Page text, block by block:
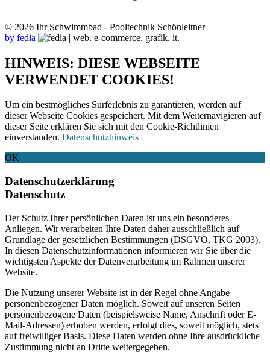
© 2026 Ihr Schwimmbad - Pooltechnik Schönleitner
by fedia
HINWEIS: DIESE WEBSEITE
VERWENDET COOKIES!
Um ein bestmögliches Surferlebnis zu garantieren, werden auf
dieser Webseite Cookies gespeichert. Mit dem Weiternavigieren auf
dieser Seite erklären Sie sich mit den Cookie-Richtlinien
einverstanden. Datenschutzhinweis
OK
Datenschutzerklärung
Datenschutz
Der Schutz Ihrer persönlichen Daten ist uns ein besonderes
Anliegen. Wir verarbeiten Ihre Daten daher ausschließlich auf
Grundlage der gesetzlichen Bestimmungen (DSGVO, TKG 2003).
In diesen Datenschutzinformationen informieren wir Sie über die
wichtigsten Aspekte der Datenverarbeitung im Rahmen unserer
Website.
Die Nutzung unserer Website ist in der Regel ohne Angabe
personenbezogener Daten möglich. Soweit auf unseren Seiten
personenbezogene Daten (beispielsweise Name, Anschrift oder E-
Mail-Adressen) erhoben werden, erfolgt dies, soweit möglich, stets
auf freiwilliger Basis. Diese Daten werden ohne Ihre ausdrückliche
Zustimmung nicht an Dritte weitergegeben.